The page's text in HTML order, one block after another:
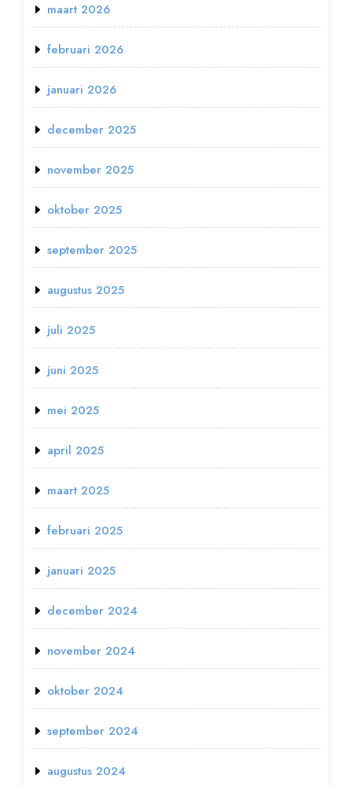
maart 2026
februari 2026
januari 2026
december 2025
november 2025
oktober 2025
september 2025
augustus 2025
juli 2025
juni 2025
mei 2025
april 2025
maart 2025
februari 2025
januari 2025
december 2024
november 2024
oktober 2024
september 2024
augustus 2024